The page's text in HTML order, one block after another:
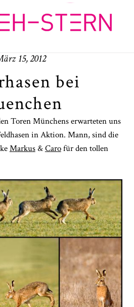
15, 2012
bei
Toren Münchens erwarteten uns
in Aktion. Mann, sind die
Markus&Carofür den tollen